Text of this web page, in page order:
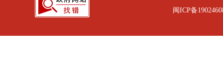
闽ICP备